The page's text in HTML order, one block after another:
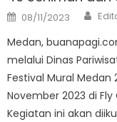
Posted
on
08/11/2023
Medan,
melalui Dinas
Festival Mural Medan
November 2023 di
Kegiatan ini akan